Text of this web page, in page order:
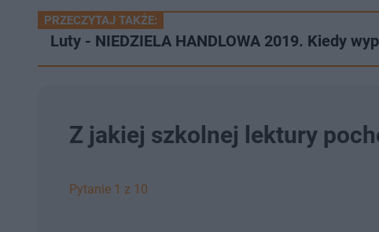
PRZECZYTAJ TAKŻE:
Luty - NIEDZIELA HANDLOWA 2019. Kiedy
Z jakiej szkolnej lektury
Pytanie 1 z 10